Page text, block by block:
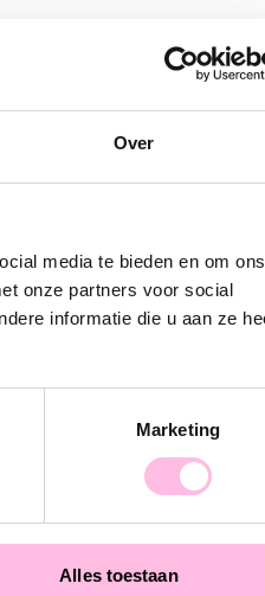
Over
media te bieden en om ons
onze partners voor social
informatie die u aan ze
Marketing
Alles toestaan
enkelbandje maakt jou look
zijn deze roestvrijstalen
is gemaakt van chain met
door middel van een
leuke enkelbandjes met onze
toffe "anklet candy"!